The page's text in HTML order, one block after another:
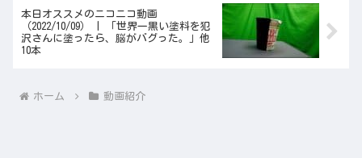
本日オススメのニコニコ動画
（2022/10/09） | 「世界一黒い塗料を犯
沢さんに塗ったら、脳がバグった。」他
10本
ホーム 動画紹介